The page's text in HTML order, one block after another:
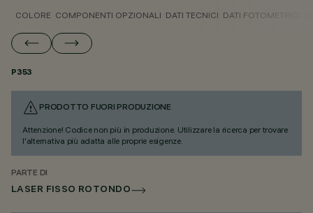
COLORE COMPONENTI OPZIONALI DATI TECNICI DATI FOTOMETRICI
P353
PRODOTTO FUORI PRODUZIONE
Attenzione! Codice non più in produzione. Utilizzare la ricerca per trovare
l'alternativa più adatta alle proprie esigenze.
PARTE DI
LASER FISSO ROTONDO